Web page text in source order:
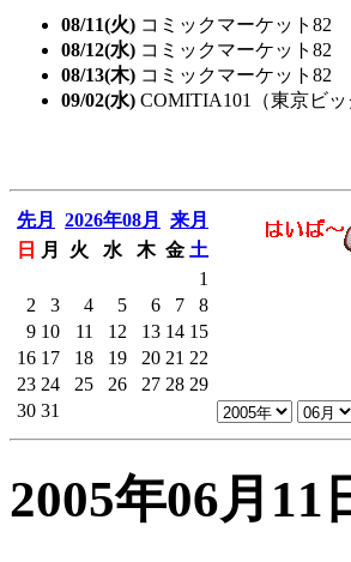
08/11(火) コミックマーケット82
08/12(水) コミックマーケット82
08/13(木) コミックマーケット82
09/02(水) COMITIA101（東京ビッ
先月 2026年08月
来月
日
月 火 水 木 金 土
1
2
3 4 5 6 7
8
9 10 11 12 13 14 15
16 17 18 19 20 21 22
23 24 25 26 27 28 29
30 31
2005年06月11